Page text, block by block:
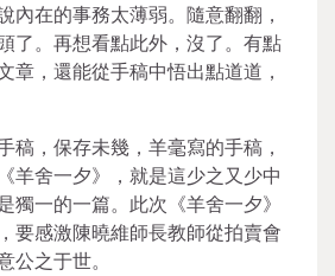
內在的事務太薄弱。隨意翻翻，
了。再想看點此外，沒了。有點
章，還能從手稿中悟出點道道，
稿，保存未幾，羊毫寫的手稿，
羊舍一夕》，就是這少之又少中
獨一的一篇。此次《羊舍一夕》
要感激陳曉維師長教師從拍賣會
公之于世。